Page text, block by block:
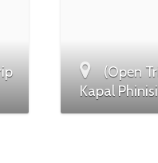
(Open
Kapal